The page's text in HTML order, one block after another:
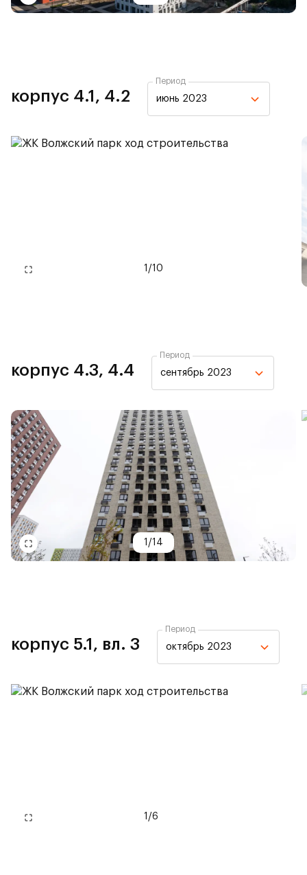
корпус 4.1, 4.2
Период
июнь 2023
1 /10
корпус 4.3, 4.4
Период
сентябрь 2023
1 /14
корпус 5.1, вл. 3
Период
октябрь 2023
1 /6